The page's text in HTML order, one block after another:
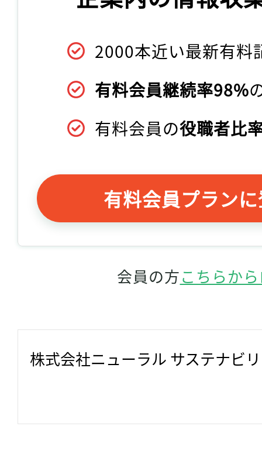
2000本近い最新有料
有料会員継続率98%
有料会員の役職者比
有料会員プラン
会員の方こちらか
株式会社ニューラル サステナビ